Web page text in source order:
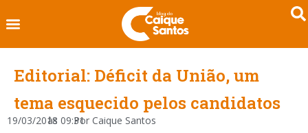
Editorial: Déficit da União, um
tema esquecido pelos candidatos
19/03/2018
às 09:31
Por Caique Santos